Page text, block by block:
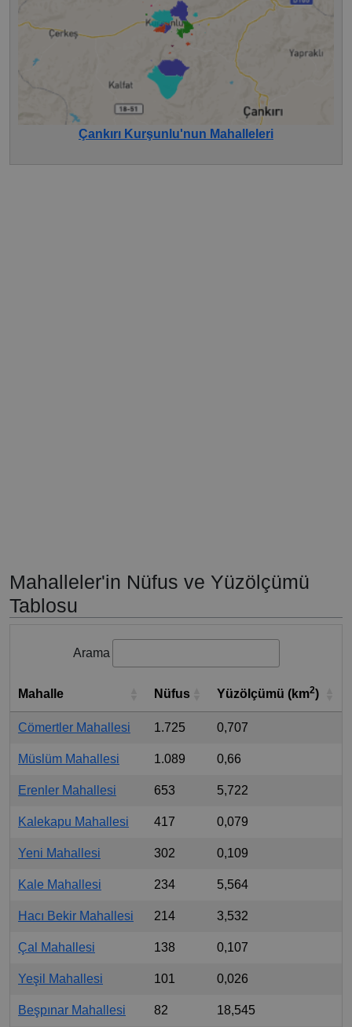
Çankırı Kurşunlu'nun Mahalleleri
Mahalleler'in Nüfus ve Yüzölçümü
Tablosu
Arama
Mahalle Nüfus Yüzölçümü (km2)
Cömertler Mahallesi 1.725 0,707
Müslüm Mahallesi 1.089 0,66
Erenler Mahallesi 653 5,722
Kalekapu Mahallesi 417 0,079
Yeni Mahallesi 302 0,109
Kale Mahallesi 234 5,564
Hacı Bekir Mahallesi 214 3,532
Çal Mahallesi 138 0,107
Yeşil Mahallesi 101 0,026
Beşpınar Mahallesi 82 18,545